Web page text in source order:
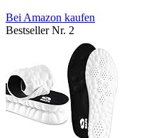
Bei Amazon kaufen
Bestseller Nr. 2